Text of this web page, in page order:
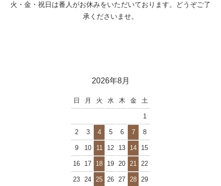
火・金・祝日は番人がお休みをいただいております。どうぞご了
承くださいませ。
2026年8月
日 月 火 水 木 金 土
1
2 3 4 5 6 7 8
9 10 11 12 13 14 15
16 17 18 19 20 21 22
23 24 25 26 27 28 29